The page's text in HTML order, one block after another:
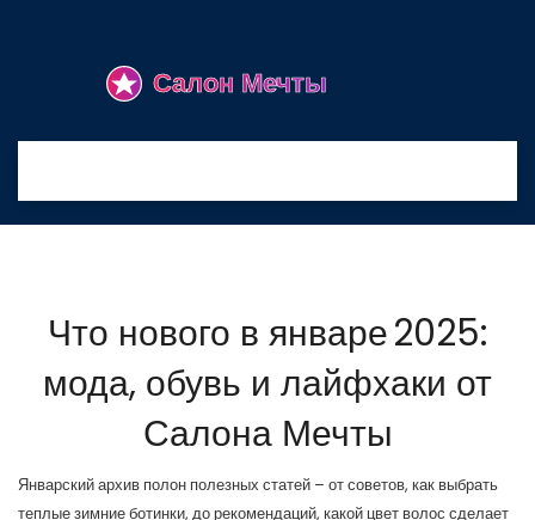
Что нового в январе 2025:
мода, обувь и лайфхаки от
Салона Мечты
Январский архив полон полезных статей – от советов, как выбрать
теплые зимние ботинки, до рекомендаций, какой цвет волос сделает